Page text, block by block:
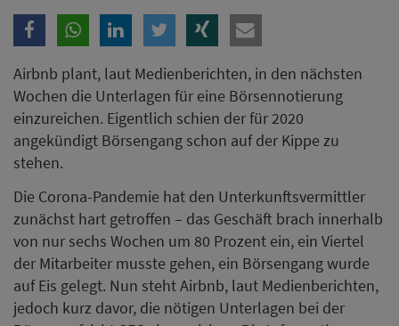
Airbnb plant, laut Medienberichten, in den nächsten
Wochen die Unterlagen für eine Börsennotierung
einzureichen. Eigentlich schien der für 2020
angekündigt Börsengang schon auf der Kippe zu
stehen.
Die Corona-Pandemie hat den Unterkunftsvermittler
zunächst hart getroffen – das Geschäft brach innerhalb
von nur sechs Wochen um 80 Prozent ein, ein Viertel
der Mitarbeiter musste gehen, ein Börsengang wurde
auf Eis gelegt. Nun steht Airbnb, laut Medienberichten,
jedoch kurz davor, die nötigen Unterlagen bei der